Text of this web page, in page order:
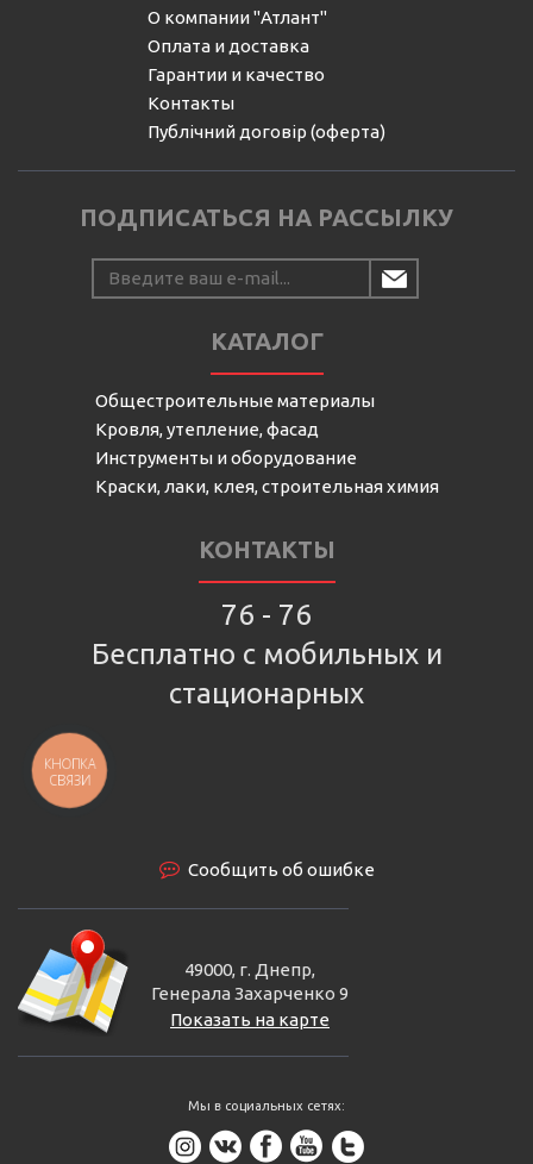
О компании "Атлант"
Оплата и доставка
Гарантии и качество
Контакты
Публічний договір (оферта)
ПОДПИСАТЬСЯ НА РАССЫЛКУ
КАТАЛОГ
Общестроительные материалы
Кровля, утепление, фасад
Инструменты и оборудование
Краски, лаки, клея, строительная химия
КОНТАКТЫ
76 - 76
Бесплатно с мобильных и
стационарных
Сообщить об ошибке
49000, г. Днепр,
Генерала Захарченко 9
Показать на карте
Мы в социальных сетях:
КНОПКА
СВЯЗИ